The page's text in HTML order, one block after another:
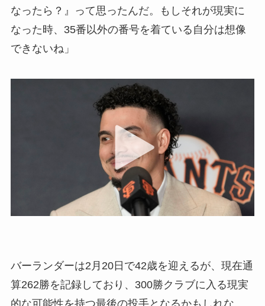
なったら？』って思ったんだ。もしそれが現実に
なった時、35番以外の番号を着ている自分は想像
できないね」
バーランダーは2月20日で42歳を迎えるが、現在通
算262勝を記録しており、300勝クラブに入る現実